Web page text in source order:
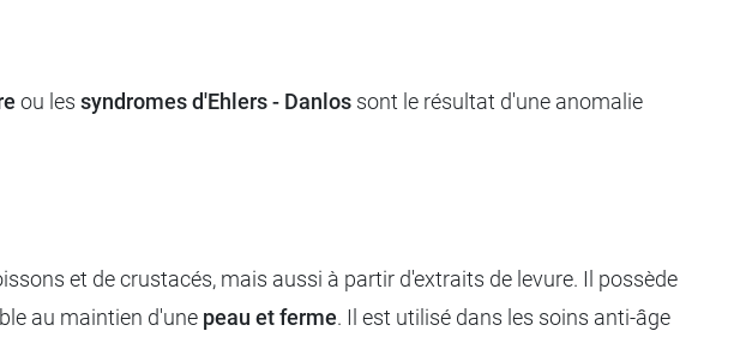
ou les syndromes d'Ehlers - Danlos sont le résultat d'une anomalie
et de crustacés, mais aussi à partir d'extraits de levure. Il possède
au maintien d'une peau et ferme. Il est utilisé dans les soins anti-âge